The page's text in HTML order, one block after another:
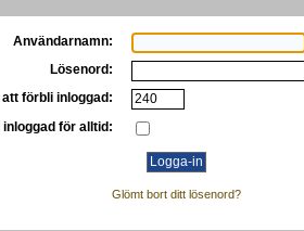
Användarnamn:
Lösenord:
förbli inloggad:
inloggad för alltid:
Glömt bort ditt lösenord?